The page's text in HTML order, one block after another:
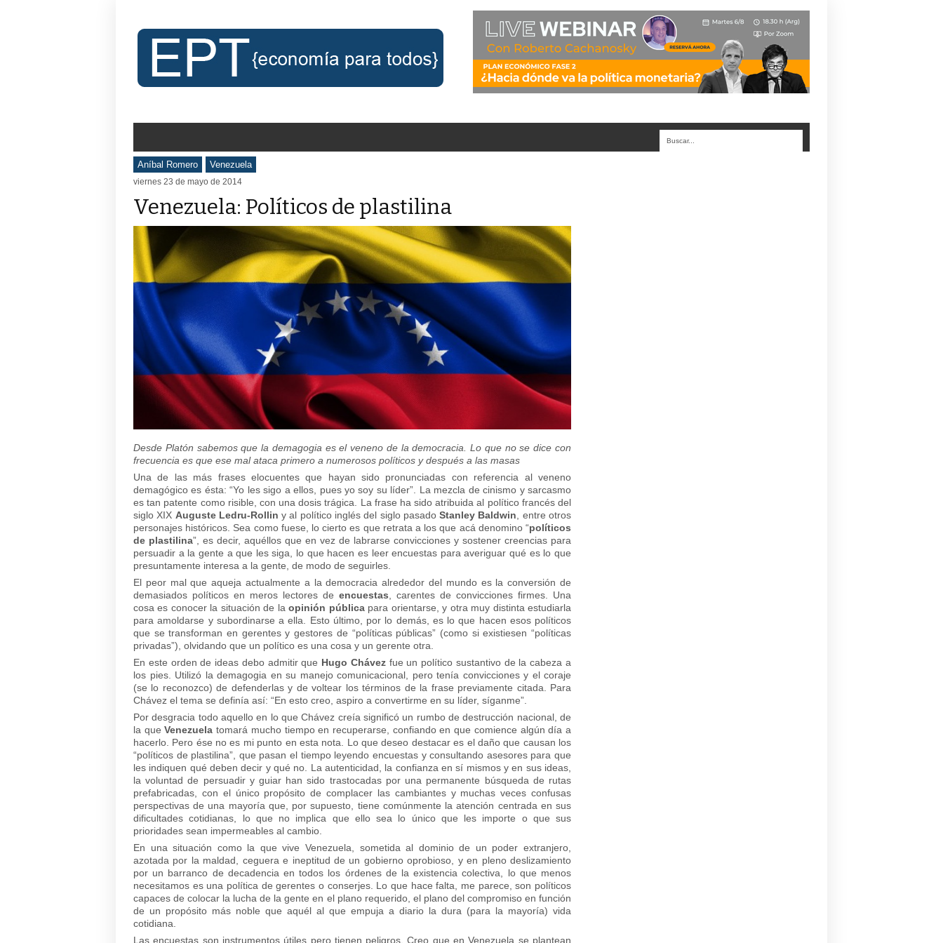
Aníbal Romero Venezuela
viernes 23 de mayo de 2014
Venezuela: Políticos de plastilina
Desde Platón sabemos que la demagogia es el veneno de la democracia. Lo que no se dice con
frecuencia es que ese mal ataca primero a numerosos políticos y después a las masas
Una de las más frases elocuentes que hayan sido pronunciadas con referencia al veneno
demagógico es ésta: “Yo les sigo a ellos, pues yo soy su líder”. La mezcla de cinismo y sarcasmo
es tan patente como risible, con una dosis trágica. La frase ha sido atribuida al político francés del
siglo XIX Auguste Ledru-Rollin y al político inglés del siglo pasadoStanley Baldwin , entre otros
personajes históricos. Sea como fuese, lo cierto es que retrata a los que acá denomino “políticos
de plastilina”, es decir, aquéllos que en vez de labrarse convicciones y sostener creencias para
persuadir a la gente a que les siga, lo que hacen es leer encuestas para averiguar qué es lo que
presuntamente interesa a la gente, de modo de seguirles.
El peor mal que aqueja actualmente a la democracia alrededor del mundo es la conversión de
demasiados políticos en meros lectores de encuestas , carentes de convicciones firmes. Una
cosa es conocer la situación de laopinión públicapara orientarse, y otra muy distinta estudiarla
para amoldarse y subordinarse a ella. Esto último, por lo demás, es lo que hacen esos políticos
que se transforman en gerentes y gestores de “políticas públicas” (como si existiesen “políticas
privadas”), olvidando que un político es una cosa y un gerente otra.
En este orden de ideas debo admitir que Hugo Chávezfue un político sustantivo de la cabeza a
los pies. Utilizó la demagogia en su manejo comunicacional, pero tenía convicciones y el coraje
(se lo reconozco) de defenderlas y de voltear los términos de la frase previamente citada. Para
Chávez el tema se definía así: “En esto creo, aspiro a convertirme en su líder, síganme”.
Por desgracia todo aquello en lo que Chávez creía significó un rumbo de destrucción nacional, de
la queVenezuela tomará mucho tiempo en recuperarse, confiando en que comience algún día a
hacerlo. Pero ése no es mi punto en esta nota. Lo que deseo destacar es el daño que causan los
“políticos de plastilina”, que pasan el tiempo leyendo encuestas y consultando asesores para que
les indiquen qué deben decir y qué no. La autenticidad, la confianza en sí mismos y en sus ideas,
la voluntad de persuadir y guiar han sido trastocadas por una permanente búsqueda de rutas
prefabricadas, con el único propósito de complacer las cambiantes y muchas veces confusas
perspectivas de una mayoría que, por supuesto, tiene comúnmente la atención centrada en sus
dificultades cotidianas, lo que no implica que ello sea lo único que les importe o que sus
prioridades sean impermeables al cambio.
En una situación como la que vive Venezuela, sometida al dominio de un poder extranjero,
azotada por la maldad, ceguera e ineptitud de un gobierno oprobioso, y en pleno deslizamiento
por un barranco de decadencia en todos los órdenes de la existencia colectiva, lo que menos
necesitamos es una política de gerentes o conserjes. Lo que hace falta, me parece, son políticos
capaces de colocar la lucha de la gente en el plano requerido, el plano del compromiso en función
de un propósito más noble que aquél al que empuja a diario la dura (para la mayoría) vida
cotidiana.
Las encuestas son instrumentos útiles pero tienen peligros. Creo que en Venezuela se plantean